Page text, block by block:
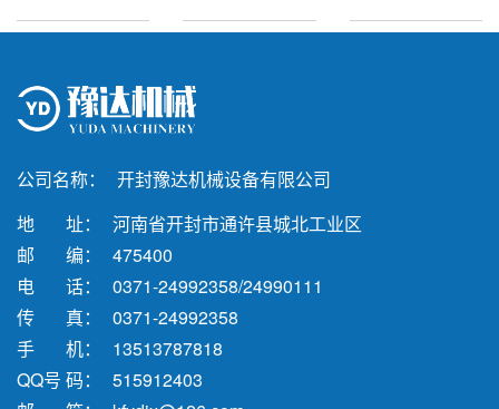
公司名称：
开封豫达机械设备有限公司
地 址：
河南省开封市通许县城北工业区
邮 编：
475400
电 话：
0371-24992358/24990111
传 真：
0371-24992358
手 机：
13513787818
QQ号 码：
515912403